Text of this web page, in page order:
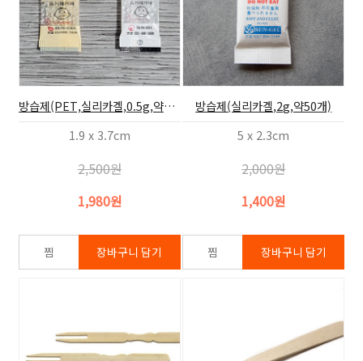
방습제(PET,실리카겔,0.5g,약100개)
1.9 x 3.7cm
2,500원
1,980원
방습제(실리카겔,2g,약50개)
5 x 2.3cm
2,000원
1,400원